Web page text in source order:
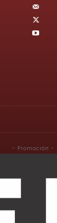
- Promoción -